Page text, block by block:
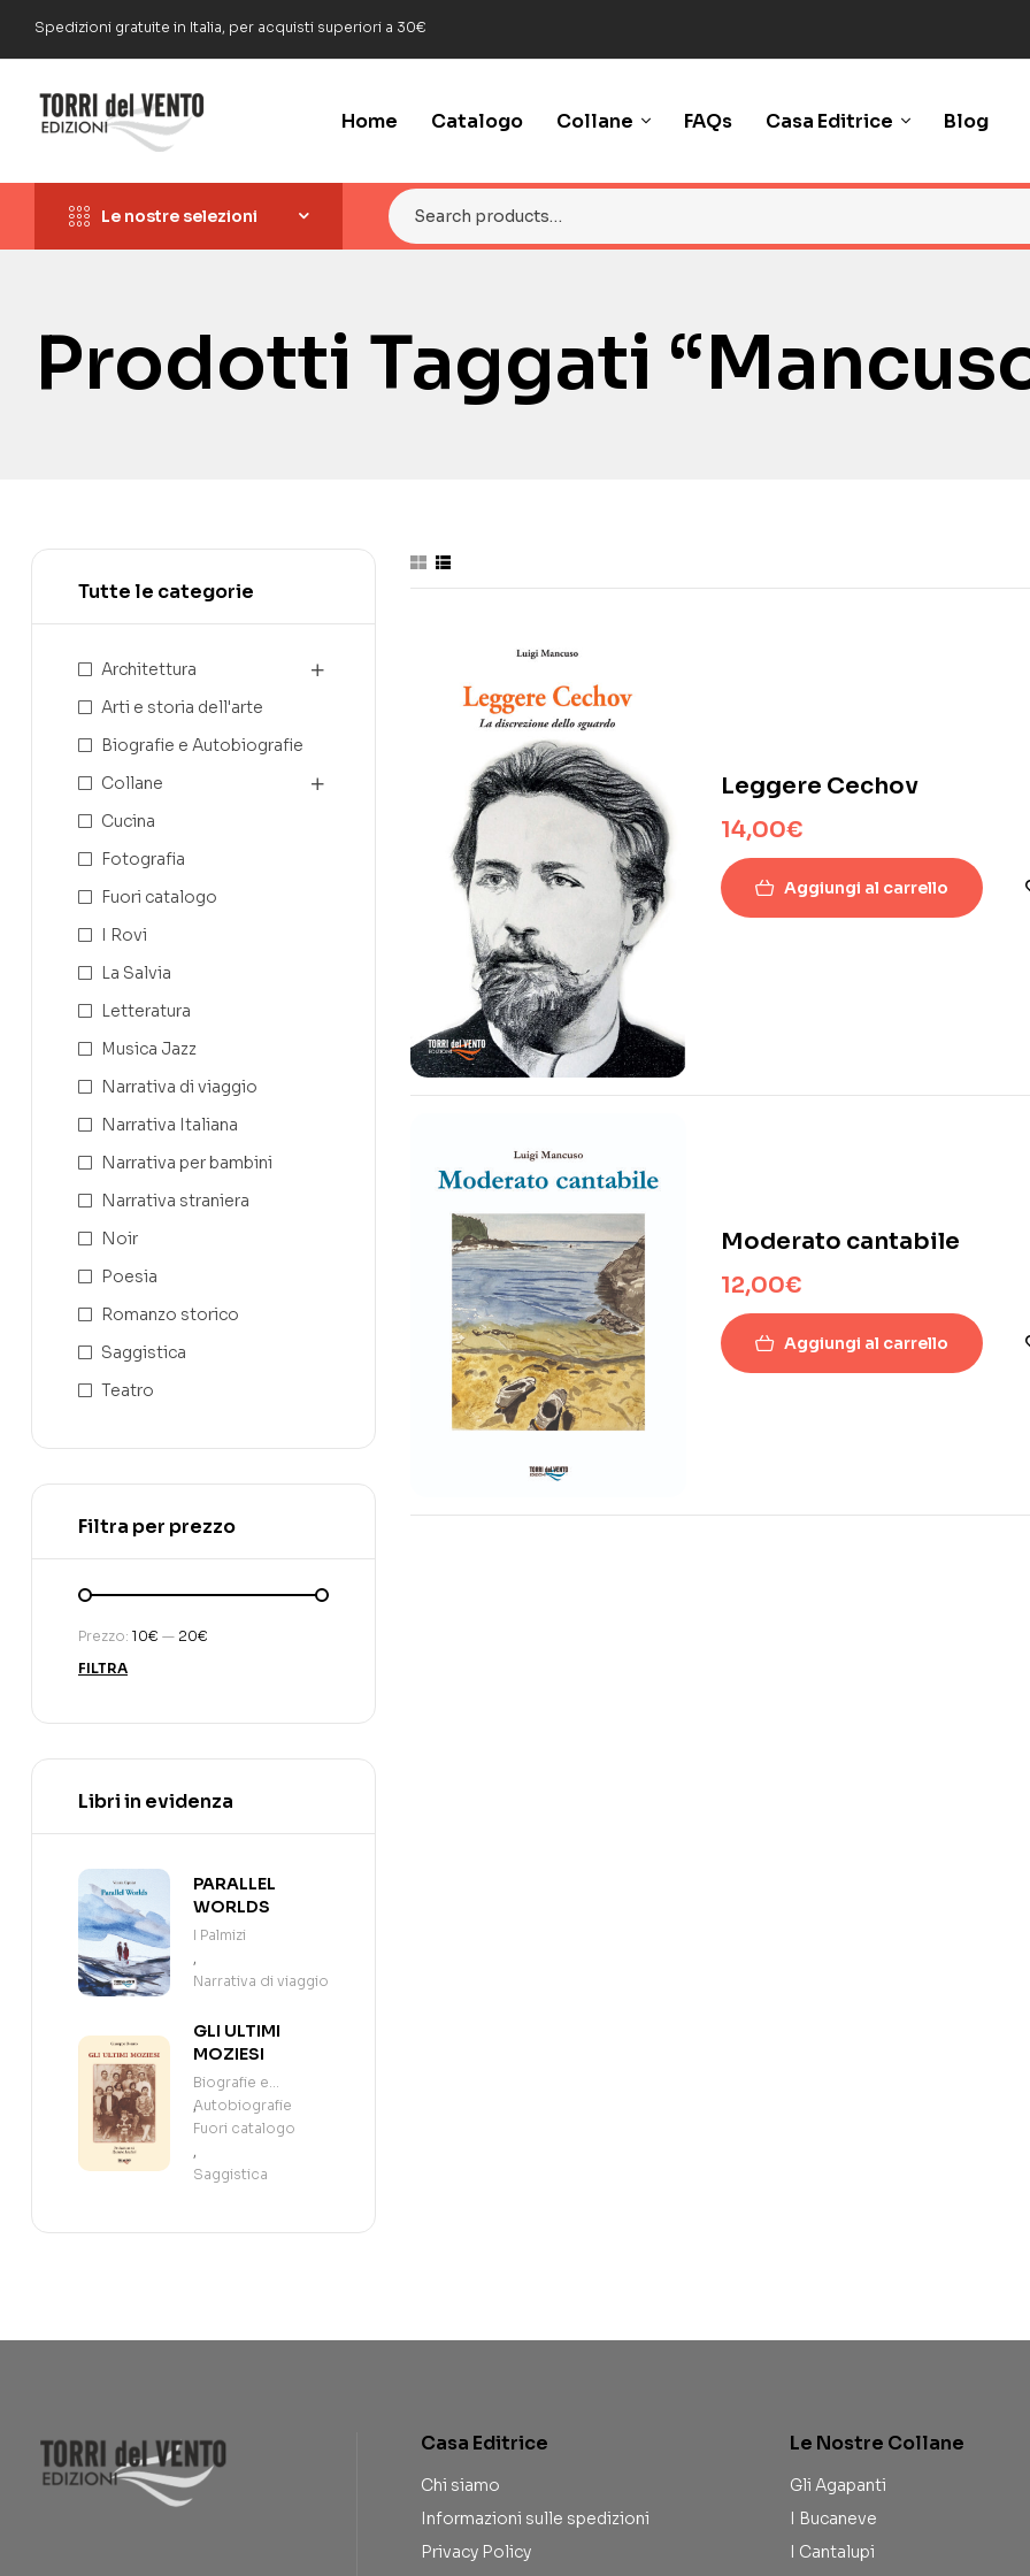
Spedizioni gratuite in Italia, per acquisti superiori a 30€
Home Catalogo Collane FAQs Casa Editrice Blog
Le nostre selezioni
Prodotti Taggati
Leggere Cechov
14,00€
Aggiungi al carrello
Moderato cantabile
12,00€
Aggiungi al carrello
Tutte le categorie
Architettura
Arti e storia dell'arte
Biografie e Autobiografie
Collane
Cucina
Fotografia
Fuori catalogo
I Rovi
La Salvia
Letteratura
Musica Jazz
Narrativa di viaggio
Narrativa Italiana
Narrativa per bambini
Narrativa straniera
Noir
Poesia
Romanzo storico
Saggistica
Teatro
Filtra per prezzo
FILTRA
Prezzo: 10€ — 20€
Libri in evidenza
PARALLEL
WORLDS
I Palmizi
,
Narrativa di viaggio
GLI ULTIMI
MOZIESI
Biografie e
Autobiografie
,
Fuori catalogo
,
Saggistica
Casa Editrice
Chi siamo
Informazioni sulle spedizioni
Privacy Policy
Le Nostre Collane
Gli Agapanti
I Bucaneve
I Cantalupi